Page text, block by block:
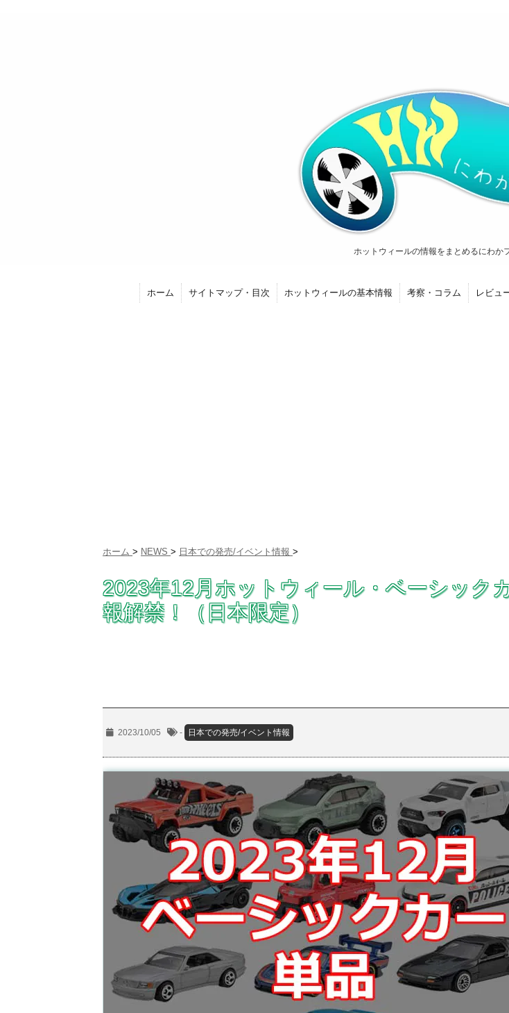
ホットウィールの情報をまとめるにわか
ホーム サイトマップ・目次 ホットウィールの基本情報 考察・コラム レビュ
ホーム > NEWS > 日本での発売/イベント情報 >
2023年12月ホットウィール・ベーシック
報解禁！（日本限定）
2023/10/05 - 日本での発売/イベント情報